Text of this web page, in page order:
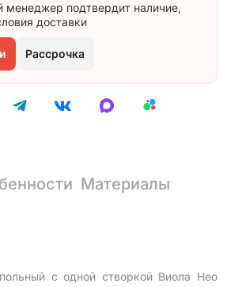
менеджер подтвердит наличие,
доставки
Рассрочка
Материалы
с одной створкой Виола Нео